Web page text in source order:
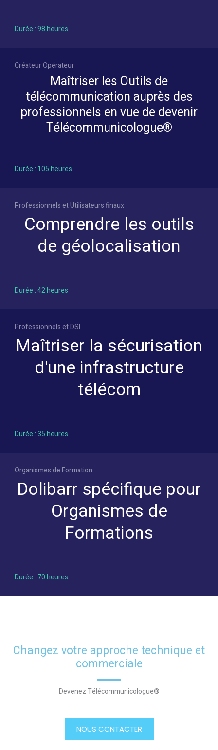
Durée : 98 heures
Créateur Opérateur
Maîtriser les Outils de
télécommunication auprès des
professionnels en vue de devenir
Télécommunicologue®
Durée : 105 heures
Professionnels et Utilisateurs finaux
Comprendre les outils
de géolocalisation
Durée : 42 heures
Professionnels et DSI
Maîtriser la sécurisation
d'une infrastructure
télécom
Durée : 35 heures
Organismes de Formation
Dolibarr spécifique pour
Organismes de
Formations
Durée : 70 heures
Changez votre approche technique et
commerciale
Devenez Télécommunicologue®
NOUS CONTACTER